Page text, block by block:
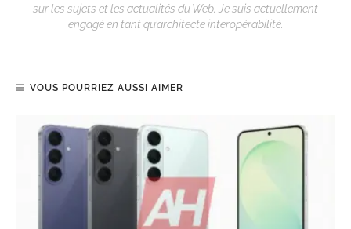
sur les sujets et les actualités du Web. Je suis actuellement
engagé en tant qu’architecte interopérabilité.
VOUS POURRIEZ AUSSI AIMER